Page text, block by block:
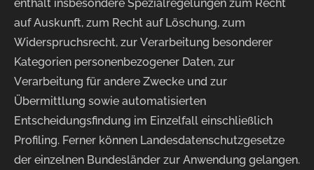
enthält insbesondere Spezialregelungen zum Recht
auf Auskunft, zum Recht auf Löschung, zum
Widerspruchsrecht, zur Verarbeitung besonderer
Kategorien personenbezogener Daten, zur
Verarbeitung für andere Zwecke und zur
Übermittlung sowie automatisierten
Entscheidungsfindung im Einzelfall einschließlich
Profiling. Ferner können Landesdatenschutzgesetze
der einzelnen Bundesländer zur Anwendung gelangen.